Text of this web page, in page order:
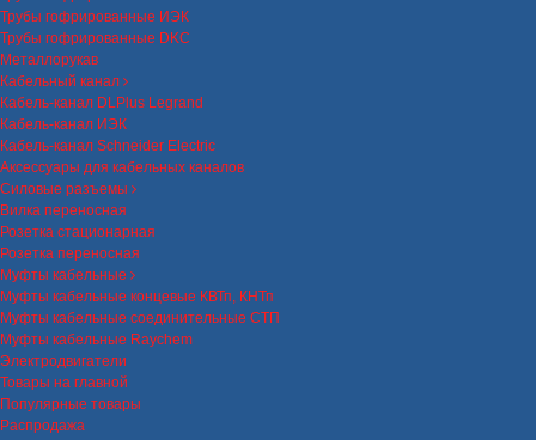
Трубы гофрированные ИЭК
Трубы гофрированные DKC
Металлорукав
Кабельный канал
Кабель-канал DLPlus Legrand
Кабель-канал ИЭК
Кабель-канал Schneider Electric
Аксессуары для кабельных каналов
Силовые разъемы
Вилка переносная
Розетка стационарная
Розетка переносная
Муфты кабельные
Муфты кабельные концевые КВТп, КНТп
Муфты кабельные соединительные СТП
Муфты кабельные Raychem
Электродвигатели
Товары на главной
Популярные товары
Распродажа